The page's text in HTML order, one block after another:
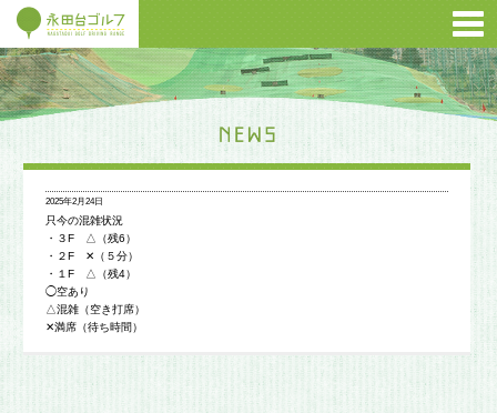
2025年2月24日
只今の混雑状況
・３F △（残6）
・２F ✕（５分）
・１F △（残4）
◯空あり
△混雑（空き打席）
✕満席（待ち時間）